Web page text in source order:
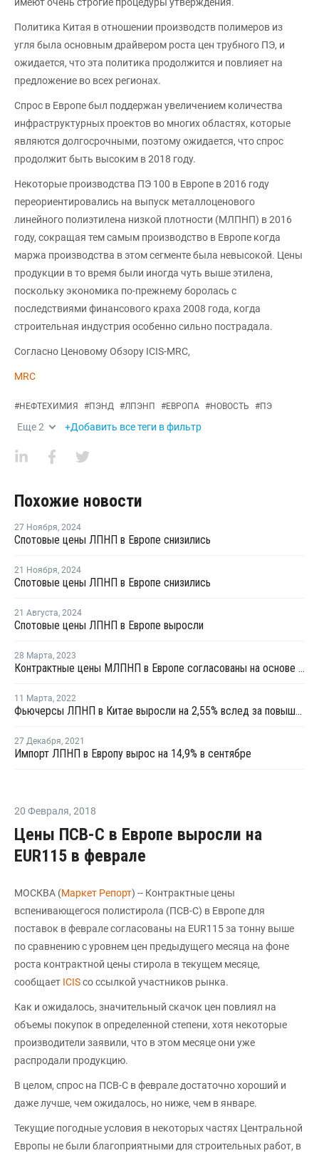
Политика Китая в отношении производств полимеров из
угля была основным драйвером роста цен трубного ПЭ, и
ожидается, что эта политика продолжится и повлияет на
предложение во всех регионах.
Спрос в Европе был поддержан увеличением количества
инфраструктурных проектов во многих областях, которые
являются долгосрочными, поэтому ожидается, что спрос
продолжит быть высоким в 2018 году.
Некоторые производства ПЭ 100 в Европе в 2016 году
переориентировались на выпуск металлоценового
линейного полиэтилена низкой плотности (МЛПНП) в 2016
году, сокращая тем самым производство в Европе когда
маржа производства в этом сегменте была невысокой. Цены
продукции в то время были иногда чуть выше этилена,
поскольку экономика по-прежнему боролась с
последствиями финансового краха 2008 года, когда
строительная индустрия особенно сильно пострадала.
Согласно Ценовому Обзору ICIS-MRC,
MRC
#НЕФТЕХИМИЯ #ПЭНД #ЛПЭНП #ЕВРОПА #НОВОСТЬ #ПЭ
Еще2 +Добавить все теги в фильтр
Похожие новости
27 Ноября, 2024
Спотовые цены ЛПНП в Европе снизились
21 Ноября, 2024
Спотовые цены ЛПНП в Европе снизились
21 Августа, 2024
Спотовые цены ЛПНП в Европе выросли
28 Марта, 2023
Контрактные цены МЛПНП в Европе согласованы на основе сочетания пролонгаций и повышений
11 Марта, 2022
Фьючерсы ЛПНП в Китае выросли на 2,55% вслед за повышением котировок сырой нефти
27 Декабря, 2021
Импорт ЛПНП в Европу вырос на 14,9% в сентябре
20 Февраля, 2018
Цены ПСВ-С в Европе выросли на
EUR115 в феврале
МОСКВА (Маркет Репорт) -- Контрактные цены
вспенивающегося полистирола (ПСВ-С) в Европе для
поставок в феврале согласованы на EUR115 за тонну выше
по сравнению с уровнем цен предыдущего месяца на фоне
роста контрактной цены стирола в текущем месяце,
сообщает ICISсо ссылкой участников рынка.
Как и ожидалось, значительный скачок цен повлиял на
объемы покупок в определенной степени, хотя некоторые
производители заявили, что в этом месяце они уже
распродали продукцию.
В целом, спрос на ПСВ-С в феврале достаточно хороший и
даже лучше, чем ожидалось, но ниже, чем в январе.
Текущие погодные условия в некоторых частях Центральной
Европы не были благоприятными для строительных работ, в